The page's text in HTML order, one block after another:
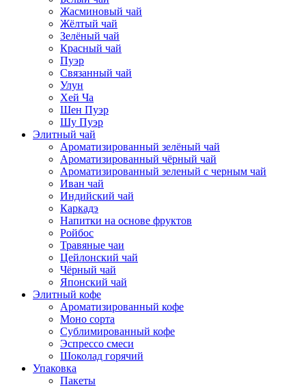
Жасминовый чай
Жёлтый чай
Зелёный чай
Красный чай
Пуэр
Связанный чай
Улун
Хей Ча
Шен Пуэр
Шу Пуэр
Элитный чай
Ароматизированный зелёный чай
Ароматизированный чёрный чай
Ароматизированный зеленый с черным чай
Иван чай
Индийский чай
Каркадэ
Напитки на основе фруктов
Ройбос
Травяные чаи
Цейлонский чай
Чёрный чай
Японский чай
Элитный кофе
Ароматизированный кофе
Моно сорта
Сублимированный кофе
Эспрессо смеси
Шоколад горячий
Упаковка
Пакеты